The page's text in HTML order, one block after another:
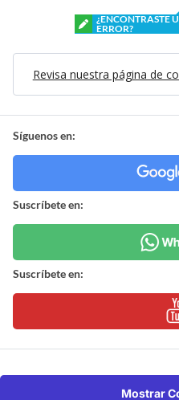
¿ENCONTRASTE
ERROR?
Revisa nuestra página de
Síguenos en:
Suscríbete en:
Suscríbete en:
Mostrar